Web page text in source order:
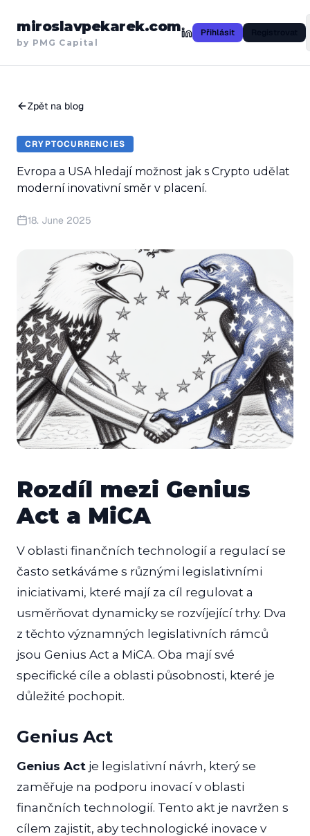
miroslavpekarek.com
by PMG Capital
Přihlásit
Zpět na blog
CRYPTOCURRENCIES
Evropa a USA hledají možnost jak s Crypto udělat
moderní inovativní směr v placení.
18. June 2025
Rozdíl mezi Genius
Act a MiCA
V oblasti finančních technologií a regulací se
často setkáváme s různými legislativními
iniciativami, které mají za cíl regulovat a
usměrňovat dynamicky se rozvíjející trhy. Dva
z těchto významných legislativních rámců
jsou Genius Act a MiCA. Oba mají své
specifické cíle a oblasti působnosti, které je
důležité pochopit.
Genius Act
Genius Act je legislativní návrh, který se
zaměřuje na podporu inovací v oblasti
finančních technologií. Tento akt je navržen s
cílem zajistit, aby technologické inovace v